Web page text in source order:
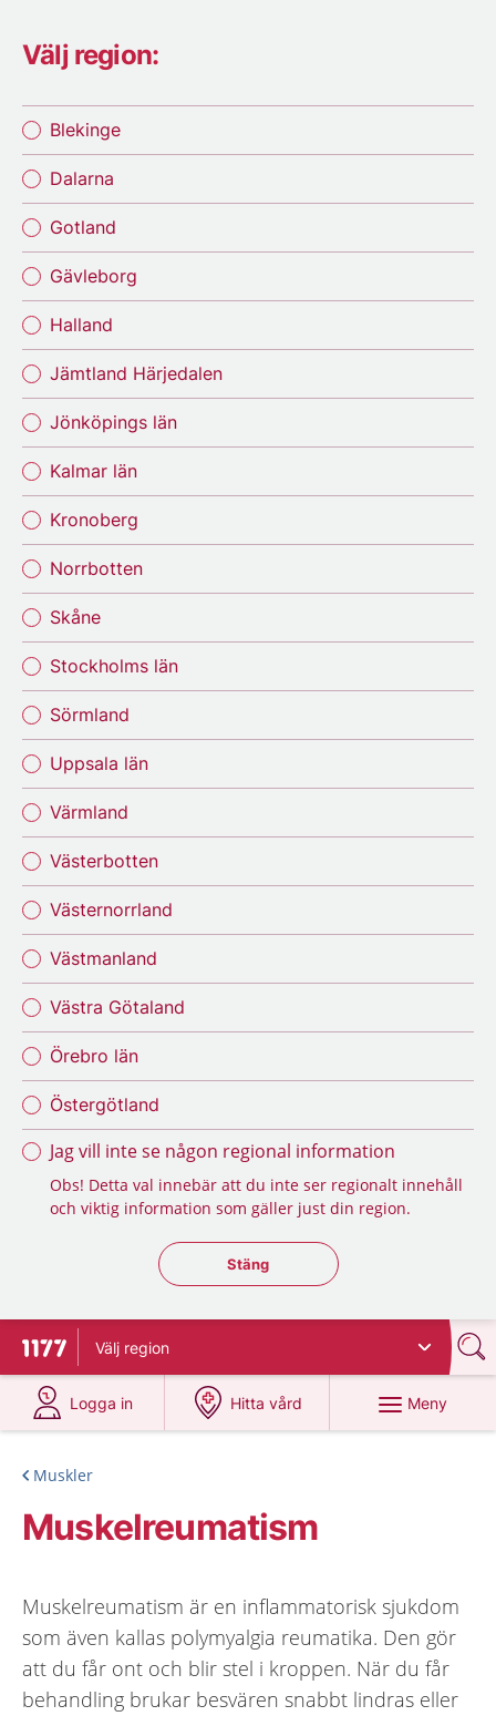
Välj region:
Blekinge
Dalarna
Gotland
Gävleborg
Halland
Jämtland Härjedalen
Jönköpings län
Kalmar län
Kronoberg
Norrbotten
Skåne
Stockholms län
Sörmland
Uppsala län
Värmland
Västerbotten
Västernorrland
Västmanland
Västra Götaland
Örebro län
Östergötland
Jag vill inte se någon regional information
Obs! Detta val innebär att du inte ser regionalt innehåll
och viktig information som gäller just din region.
Stäng regionsväljaren
Stäng
Till startsidan för 1177
Välj region
Logga in
på 1177.se
Hitta vård
på 1177.se
Meny
Muskler
Muskelreumatism
Muskelreumatism är en inflammatorisk sjukdom
som även kallas polymyalgia reumatika. Den gör
att du får ont och blir stel i kroppen. När du får
behandling brukar besvären snabbt lindras eller